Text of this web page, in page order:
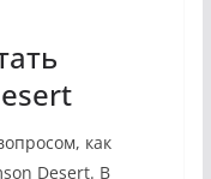
как
Desert. В